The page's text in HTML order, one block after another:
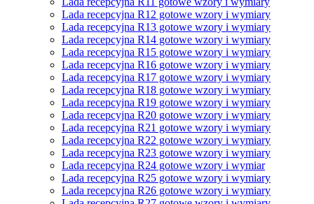
Lada recepcyjna R12 gotowe wzory i wymiary
Lada recepcyjna R13 gotowe wzory i wymiary
Lada recepcyjna R14 gotowe wzory i wymiary
Lada recepcyjna R15 gotowe wzory i wymiary
Lada recepcyjna R16 gotowe wzory i wymiary
Lada recepcyjna R17 gotowe wzory i wymiary
Lada recepcyjna R18 gotowe wzory i wymiary
Lada recepcyjna R19 gotowe wzory i wymiary
Lada recepcyjna R20 gotowe wzory i wymiary
Lada recepcyjna R21 gotowe wzory i wymiary
Lada recepcyjna R22 gotowe wzory i wymiary
Lada recepcyjna R23 gotowe wzory i wymiary
Lada recepcyjna R24 gotowe wzory i wymiar
Lada recepcyjna R25 gotowe wzory i wymiary
Lada recepcyjna R26 gotowe wzory i wymiary